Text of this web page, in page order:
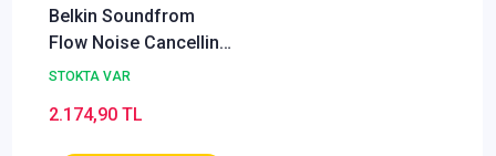
Belkin Soundfrom
Flow Noise Cancelling
Kulaklık - Siyah
STOKTA VAR
2.174,90 TL